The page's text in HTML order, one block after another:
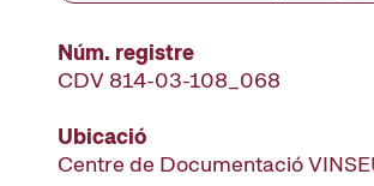
Núm. registre
CDV 814-03-108_068
Ubicació
Centre de Documentació